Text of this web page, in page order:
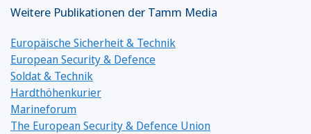
Weitere Publikationen der Tamm Media
Europäische Sicherheit & Technik
European Security & Defence
Soldat & Technik
Hardthöhenkurier
Marineforum
The European Security & Defence Union